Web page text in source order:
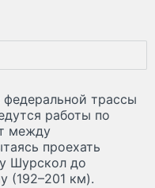
трассы
работы по
между
проехать
Шурскол до
(192–201 км).